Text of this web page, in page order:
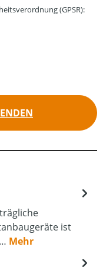
(GPSR):
ist
Mehr